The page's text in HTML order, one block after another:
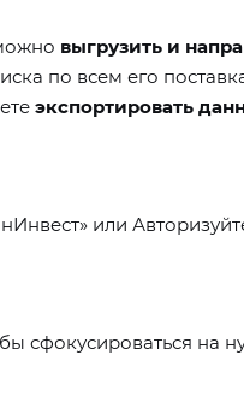
выгрузить и
по всем его
экспортировать
или
сфокусироваться